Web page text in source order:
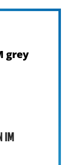
grey
IM